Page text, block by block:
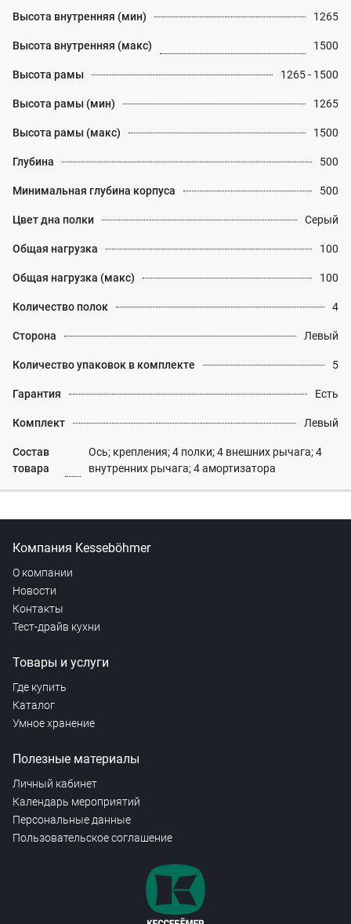
Высота внутренняя (мин) 1265
Высота внутренняя (макс) 1500
Высота рамы 1265 - 1500
Высота рамы (мин) 1265
Высота рамы (макс) 1500
Глубина 500
Минимальная глубина корпуса 500
Цвет дна полки Серый
Общая нагрузка 100
Общая нагрузка (макс) 100
Количество полок 4
Сторона Левый
Количество упаковок в комплекте 5
Гарантия Есть
Комплект Левый
Состав
товара
Ось; крепления; 4 полки; 4 внешних рычага; 4
внутренних рычага; 4 амортизатора
Компания Kesseböhmer
О компании
Новости
Контакты
Тест-драйв кухни
Товары и услуги
Где купить
Каталог
Умное хранение
Полезные материалы
Личный кабинет
Календарь мероприятий
Персональные данные
Пользовательское соглашение